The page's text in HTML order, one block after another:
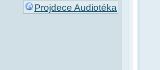
Projdece Audiotéka